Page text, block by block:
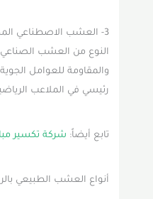
3- العشب الاصطناعي
النوع من العشب الصناعي
والمقاومة للعوامل
رئيسي في الملاعب
تابع أيضاً: شركة تكسير
أنواع العشب الطبيعي